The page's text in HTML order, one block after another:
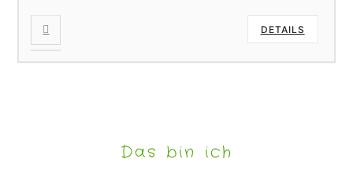
DETAILS
Das bin ich